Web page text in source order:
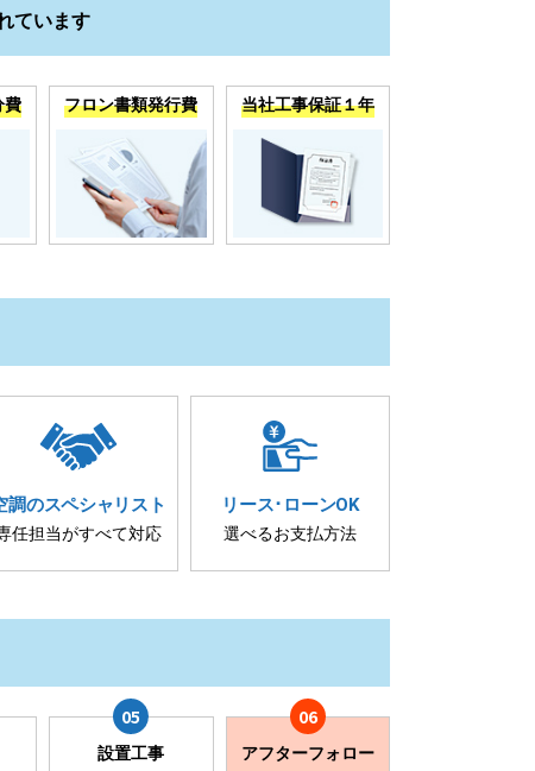
ています
費 フロン書類発行費 当社工事保証１年
調のスペシャリスト
任担当がすべて対応
リース･ ローンOK
選べるお支払方法
設置工事 アフターフォロー